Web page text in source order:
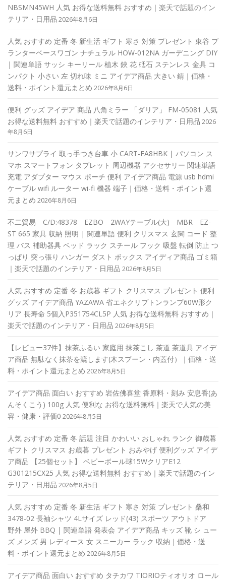
NBSMN45WH 人気 お得な送料無料 おすすめ｜楽天で話題のイン
テリア・日用品 2026年8月6日
人気 おすすめ 定番 冬 新生活 ギフト 寒さ 対策 プレゼント 東谷 プ
ランターベースワゴン ナチュラル HOW-012NA ガーデニング DIY
| 関連単語 サッシ キーリール 植木 鋏 花 砥石 ステンレス 金具 コ
ンパクト 小さい 左 切れ味 ミニ アイデア商品 大きい 錆｜価格・
送料・ポイント還元まとめ 2026年8月6日
便利 グッズ アイデア 商品 八角ミラー 「ダリア」 FM-05081 人気
お得な送料無料 おすすめ｜楽天で話題のインテリア・日用品 2026
年8月6日
サンワサプライ 取っ手つき台車 小 CART-FA8HBK | パソコン ス
マホ スマートフォン タブレット 周辺機器 アクセサリー 関連単語
充電 アダプター マウス ポーチ 便利 アイデア商品 電源 usb hdmi
ケーブル wifi ルーター wi-fi 機器 端子｜価格・送料・ポイント還
元まとめ 2026年8月6日
不二貿易 C/D:48378 EZBO 2WAYテーブル(大) MBR EZ-
ST 665 家具 収納 照明 | 関連単語 便利 クリスマス 玄関 コード 整
理 バス 補助器具 ベッド ラック スチール フック 吸盤 転倒 防止 つ
っぱり 突っ張り ハンガー ダスト ボックス アイディア商品 ゴミ箱
｜楽天で話題のインテリア・日用品 2026年8月5日
人気 おすすめ 定番 冬 お歳暮 ギフト クリスマス プレゼント 便利
グッズ アイデア商品 YAZAWA 省エネクリプトンランプ60W形ク
リア 長寿命 5個入P351754CL5P 人気 お得な送料無料 おすすめ｜
楽天で話題のインテリア・日用品 2026年8月5日
【レビュー37件】抹茶ふるい 家庭用 抹茶こし 茶道 茶道具 アイデ
ア商品 無駄なく抹茶を漉します(木スプーン・内蓋付）｜価格・送
料・ポイント還元まとめ 2026年8月5日
アイデア商品 面白い おすすめ 岩佐佛喜堂 香原料・刻み 安息香(あ
んそくこう) 100g 人気 便利な お得な送料無料｜楽天で人気の美
容・健康・評価0 2026年8月5日
人気 おすすめ 定番 冬 話題 注目 かわいい おしゃれ ランク 御歳暮
ギフト クリスマス お歳暮 プレゼント おみやげ 便利グッズ アイデ
ア商品 【25個セット】 ベビーボール球15WクリアE12
G301215CX25 人気 お得な送料無料 おすすめ｜楽天で話題のイン
テリア・日用品 2026年8月5日
人気 おすすめ 定番 冬 新生活 ギフト 寒さ 対策 プレゼント 桑和
3478-02 長袖シャツ 4Lサイズ レッド(43) スポーツ アウトドア
野外 屋外 BBQ | 関連単語 発表会 アイデア商品 キッズ 靴 シ ュー
ズ メンズ 男 レディース 女 スニーカー ラック 収納｜価格・送
料・ポイント還元まとめ 2026年8月5日
アイデア商品 面白い おすすめ タチカワ TIORIOティオリオ ロール